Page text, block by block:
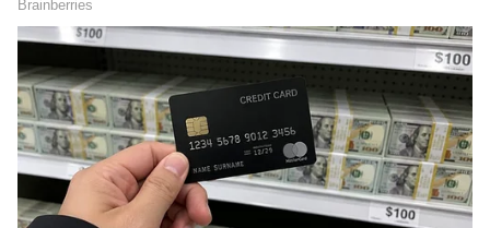
Image Credit :Facebook/Rajamouli
భారీ బడ్జెట్ లో మగధీర
రాజమౌళి తన కెరీర్ లో తీసుకున్న తొలి పెద్ద ఛాలెంజ్
మగధీర మూవీ. మగధీర చిత్రం అప్పటికి టాలీవుడ్ లో
ఎవ్వరూ ఊహించలేనంత భారీ బడ్జెట్ లో రూపొందింది.